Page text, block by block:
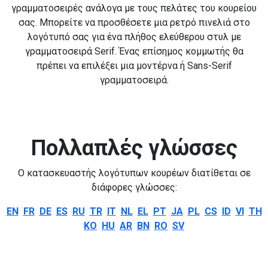
γραμματοσειρές ανάλογα με τους πελάτες του κουρείου
σας. Μπορείτε να προσθέσετε μια ρετρό πινελιά στο
λογότυπό σας για ένα πλήθος ελεύθερου στυλ με
γραμματοσειρά Serif. Ένας επίσημος κομμωτής θα
πρέπει να επιλέξει μια μοντέρνα ή Sans-Serif
γραμματοσειρά.
Πολλαπλές γλώσσες
Ο κατασκευαστής λογότυπων κουρέων διατίθεται σε
διάφορες γλώσσες:
EN FR DE ES RU TR IT NL EL PT JA PL CS ID VI TH
KO HU AR BN RO SV